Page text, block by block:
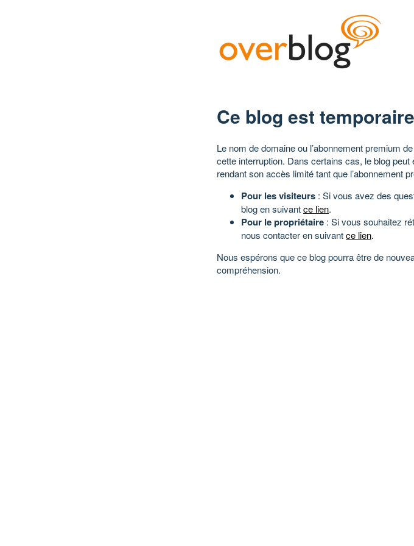
Ce blog est
Le nom de domaine ou l’abonnement premium
cette interruption. Dans certains cas, le blog
rendant son accès limité tant que l’abonnement
Pour les visiteurs : Si vous avez des
blog en suivantce lien.
Pour le propriétaire : Si vous souhaitez
nous contacter en suivantce lien.
Nous espérons que ce blog pourra être de
compréhension.